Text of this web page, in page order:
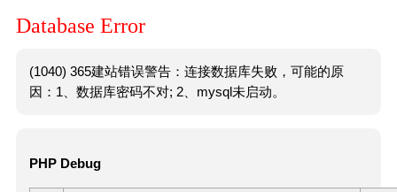
Database Error
(1040) 365建站错误警告：连接数据库失败，可能的原
因：1、数据库密码不对; 2、mysql未启动。
PHP Debug